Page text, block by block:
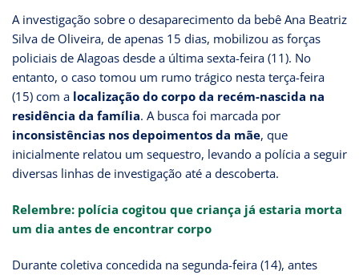
A investigação sobre o desaparecimento da bebê Ana Beatriz
Silva de Oliveira, de apenas 15 dias, mobilizou as forças
policiais de Alagoas desde a última sexta-feira (11). No
entanto, o caso tomou um rumo trágico nesta terça-feira
(15) com a localização do corpo da recém-nascida na
residência da família. A busca foi marcada por
inconsistências nos depoimentos da mãe, que
inicialmente relatou um sequestro, levando a polícia a seguir
diversas linhas de investigação até a descoberta.
Relembre: polícia cogitou que criança já estaria morta
um dia antes de encontrar corpo
Durante coletiva concedida na segunda-feira (14), antes